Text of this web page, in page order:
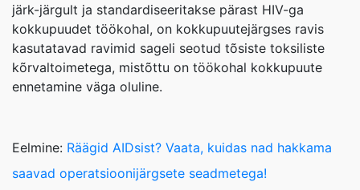
järk-järgult ja standardiseeritakse pärast HIV-ga
kokkupuudet töökohal, on kokkupuutejärgses ravis
kasutatavad ravimid sageli seotud tõsiste toksiliste
kõrvaltoimetega, mistõttu on töökohal kokkupuute
ennetamine väga oluline.
Eelmine: Räägid AIDsist? Vaata, kuidas nad hakkama
saavad operatsioonijärgsete seadmetega!